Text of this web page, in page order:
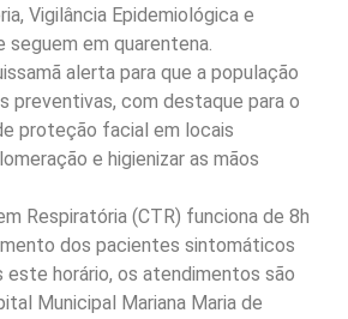
Vigilância Epidemiológica e
seguem em quarentena.
alerta para que a população
preventivas, com destaque para o
proteção facial em locais
e higienizar as mãos
Respiratória (CTR) funciona de 8h
dos pacientes sintomáticos
este horário, os atendimentos são
Municipal Mariana Maria de